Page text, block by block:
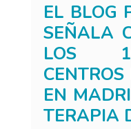
EL BLOG
SEÑALA
LOS
EN
TERAPIA